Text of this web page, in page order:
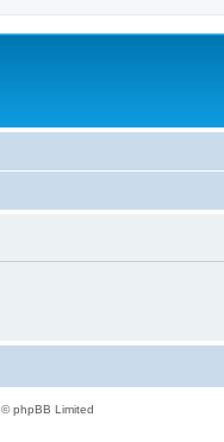
phpBB Limited